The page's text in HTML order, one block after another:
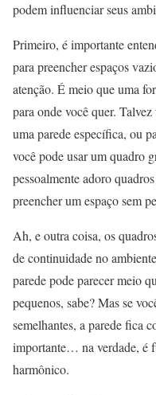
podem influenciar seus
Primeiro, é importante
para preencher espaços
atenção. É meio que uma
para onde você quer.
uma parede específica, ou
você pode usar um quadro
pessoalmente adoro
preencher um espaço sem
Ah, e outra coisa, os
de continuidade no
parede pode parecer meio
pequenos, sabe? Mas se
semelhantes, a parede fica
importante… na verdade, é
harmônico.